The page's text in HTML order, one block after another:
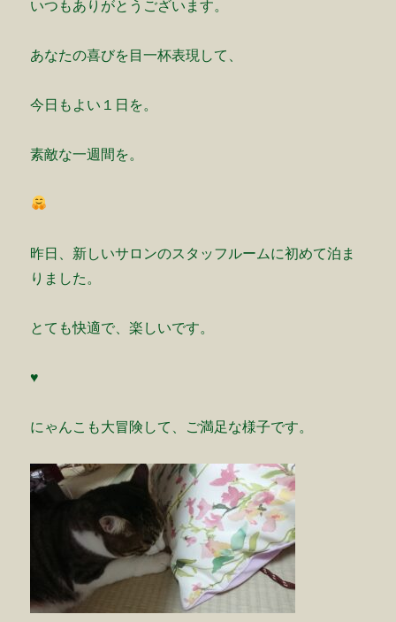
いつもありがとうございます。
あなたの喜びを目一杯表現して、
今日もよい１日を。
素敵な一週間を。
昨日、新しいサロンのスタッフルームに初めて泊ま
りました。
とても快適で、楽しいです。
♥️
にゃんこも大冒険して、ご満足な様子です。